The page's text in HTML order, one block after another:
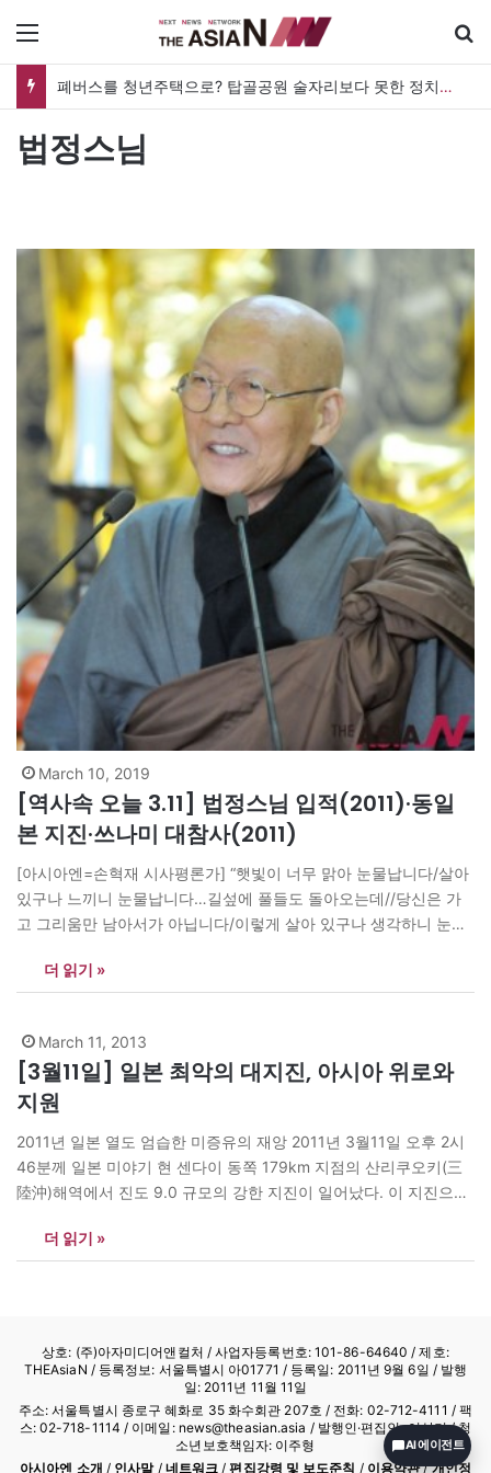
폐버스를 청년주택으로? 탑골공원 술자리보다 못한 정치의 상상력
법정스님
March 10, 2019
[역사속 오늘 3.11] 법정스님 입적(2011)·동일
본 지진·쓰나미 대참사(2011)
[아시아엔=손혁재 시사평론가] “햇빛이 너무 맑아 눈물납니다/살아
있구나 느끼니 눈물납니다…길섶에 풀들도 돌아오는데//당신은 가
고 그리움만 남아서가 아닙니다/이렇게 살아 있구나 생각하니 눈물
라. 평소 입던 무명옷을 입혀라. 관도 짜지 마라. 강원도 오두막의 대
나무 평상 위에 내 몸을 놓고 다비해라. 사리도 찾지 마라. 남은 재는
더 읽기 »
March 11, 2013
[3월11일] 일본 최악의 대지진, 아시아 위로와
지원
2011년 일본 열도 엄습한 미증유의 재앙 2011년 3월11일 오후 2시
46분께 일본 미야기 현 센다이 동쪽 179km 지점의 산리쿠오키(三
陸沖)해역에서 진도 9.0 규모의 강한 지진이 일어났다. 이 지진으로
나가노 현 등지에서도 강한 진동과 함께 큰 혼란이 일어났다. 이 지
진으로 ‘쓰나미(Tsunami)’로 불리는 지진…
더 읽기 »
상호: (주)아자미디어앤컬처 /사업자등록번호: 101-86-64640 / 제호:
THEAsiaN / 등록정보: 서울특별시 아01771 / 등록일: 2011년 9월 6일 / 발행
일: 2011년 11월 11일
주소: 서울특별시 종로구 혜화로 35 화수회관 207호 / 전화: 02-712-4111 / 팩
스: 02-718-1114 / 이메일: news@theasian.asia / 발행인·편집인: 이상기 / 청
소년보호책임자: 이주형
아시아엔 소개 / 인사말/ 네트워크 /편집강령 및 보도준칙 / 이용약관/개인정
AI 에이전트